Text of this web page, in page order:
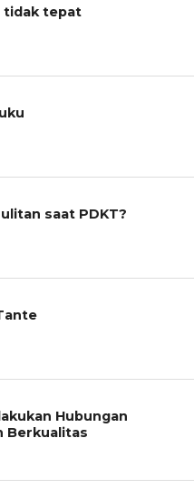
tidak tepat
saat PDKT?
Hubungan
Berkualitas